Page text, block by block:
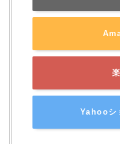
Yahooシ